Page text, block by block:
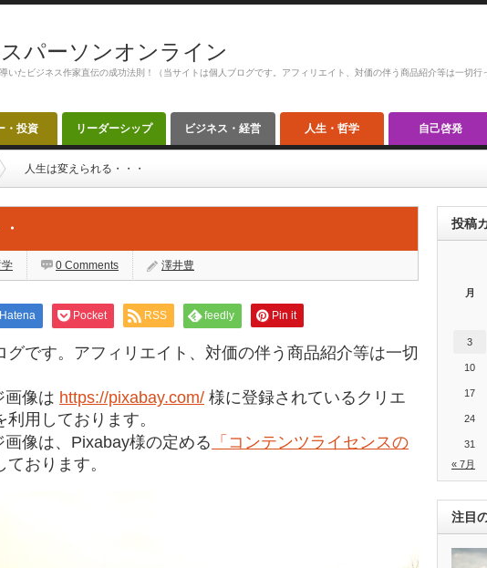
パーソンオンライン
いたビジネス作家直伝の成功法則！（当サイトは個人ブログです。アフィリエイト、対価の伴う商品紹介等は一切行
・投資 リーダーシップ ビジネス・経営 人生・哲学 自己啓発
人生は変えられる・・・
学 0 Comments 澤井豊
Hatena Pocket RSS feedly Pin it
です。アフィリエイト、対価の伴う商品紹介等は一切
像は https://pixabay.com/ 様に登録されているクリエ
用しております。
像は、Pixabay様の定める 「コンテンツライセンスの
おります。
投稿
月
3
10
17
24
31
« 7月
注目